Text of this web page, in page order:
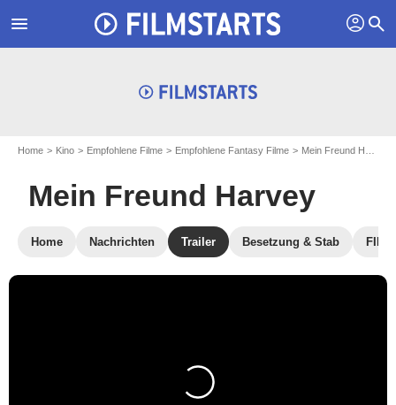
menu profil search
Home Kino Empfohlene Filme Empfohlene Fantasy Filme Mein Freund Harvey
Mein Freund Harvey
Home Nachrichten Trailer Besetzung & Stab